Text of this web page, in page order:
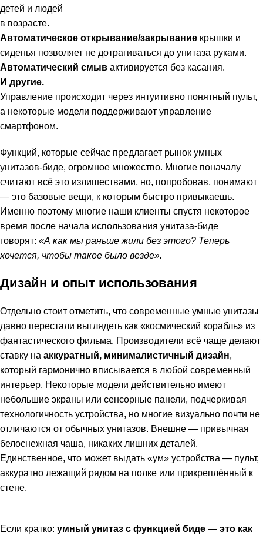
детей и людей
в возрасте.
Автоматическое открывание/закрывание крышки и
сиденья позволяет не дотрагиваться до унитаза руками.
Автоматический смыв активируется без касания.
И другие.
Управление происходит через интуитивно понятный пульт,
а некоторые модели поддерживают управление
смартфоном.
Функций, которые сейчас предлагает рынок умных
унитазов-биде, огромное множество. Многие поначалу
считают всё это излишествами, но, попробовав, понимают
— это базовые вещи, к которым быстро привыкаешь.
Именно поэтому многие наши клиенты спустя некоторое
время после начала использования унитаза-биде
говорят: «А как мы раньше жили без этого? Теперь
хочется, чтобы такое было везде».
Дизайн и опыт использования
Отдельно стоит отметить, что современные умные унитазы
давно перестали выглядеть как «космический корабль» из
фантастического фильма. Производители всё чаще делают
ставку на аккуратный, минималистичный дизайн,
который гармонично вписывается в любой современный
интерьер. Некоторые модели действительно имеют
небольшие экраны или сенсорные панели, подчеркивая
технологичность устройства, но многие визуально почти не
отличаются от обычных унитазов. Внешне — привычная
белоснежная чаша, никаких лишних деталей.
Единственное, что может выдать «ум» устройства — пульт,
аккуратно лежащий рядом на полке или прикреплённый к
стене.
Если кратко: умный унитаз с функцией биде — это как